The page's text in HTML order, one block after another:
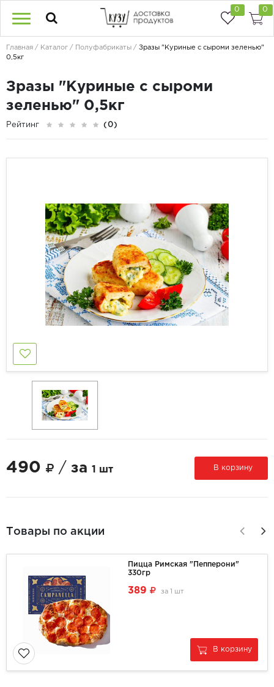
0 0
Главная Каталог Полуфабрикаты
Зразы "Куриные с сыроми зеленью"
0,5кг
Зразы "Куриные с сыроми
зеленью" 0,5кг
Рейтинг (0)
490 / за 1 шт В корзину
Товары по акции
Пицца Римская "Пепперони"
330гр
389 за 1 шт
В корзину